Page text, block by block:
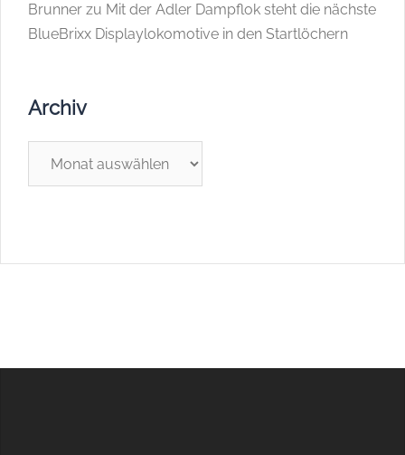
Brunner zu Mit der Adler Dampflok steht die nächste
BlueBrixx Displaylokomotive in den Startlöchern
Archiv